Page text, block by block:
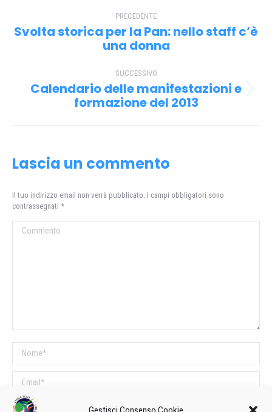
tra PRECEDENTE
Post
precedente:
Svolta storica per la Pan: nello staff c’è
una donna
SUCCESSIVO
Prossimo
post:
Calendario delle manifestazioni e
formazione del 2013
Lascia un commento
Il tuo indirizzo email non verrà pubblicato. I campi obbligatori sono
contrassegnati *
Commento
Nome *
Email *
Sito web